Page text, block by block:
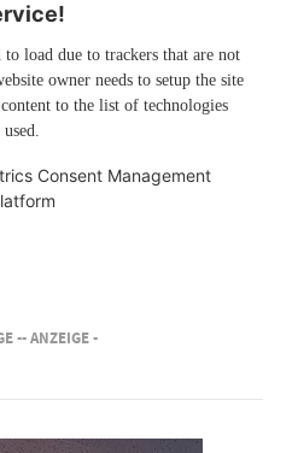
load due to trackers that are not
owner needs to setup the site
to the list of technologies
used.
Consent Management
-- ANZEIGE -